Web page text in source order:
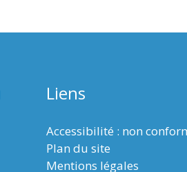
Liens
Accessibilité : non
Plan du site
Mentions légales